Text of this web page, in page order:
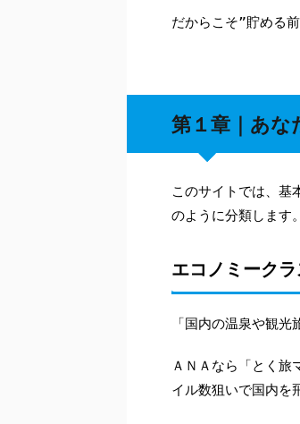
だからこそ”貯める
第１章｜あな
このサイトでは、基
のように分類します。
エコノミーク
「国内の温泉や観光
ＡＮＡなら「とく旅
イル数狙いで国内を